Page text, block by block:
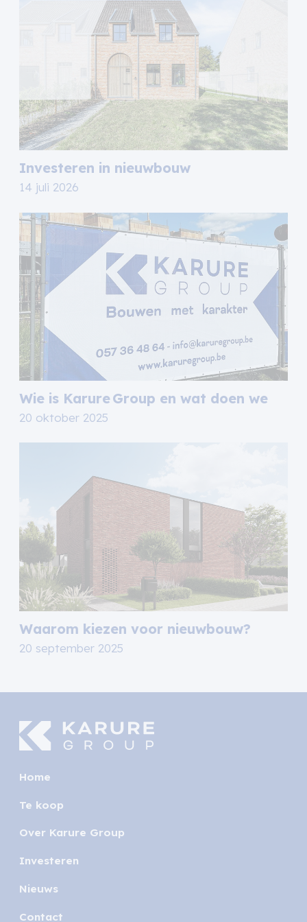
Investeren in nieuwbouw
14 juli 2026
Wie is Karure Group en wat doen we
20 oktober 2025
Waarom kiezen voor nieuwbouw?
20 september 2025
Home
Te koop
Over Karure Group
Investeren
Nieuws
Contact